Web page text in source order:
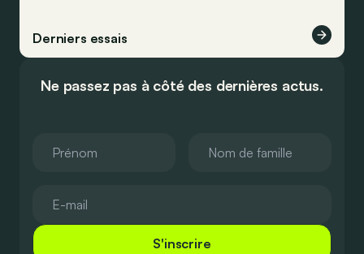
Derniers essais
Ne passez pas à côté des dernières actus.
S'inscrire